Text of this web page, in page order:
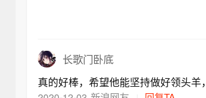
长歌门卧底
真的好棒，希望他能坚持做好领头羊